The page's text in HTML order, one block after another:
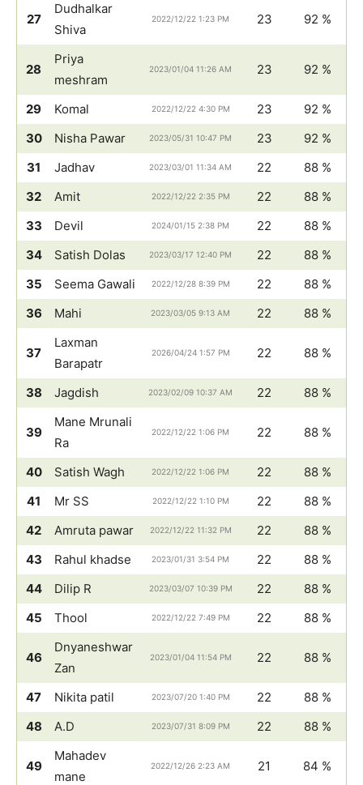
27
Dudhalkar
Shiva
2022/12/22 1:23 PM 23 92 %
28
Priya
meshram
2023/01/04 11:26 AM 23 92 %
29 Komal 2022/12/22 4:30 PM 23
92 %
30
Nisha Pawar 2023/05/31 10:47 PM 23
92 %
31
Jadhav 2023/03/01 11:34 AM 22
88 %
32
Amit 2022/12/22 2:35 PM 22
88 %
33
Devil 2024/01/15 2:38 PM 22
88 %
34
Satish Dolas 2023/03/17 12:40 PM 22
88 %
35
Seema Gawali 2022/12/28 8:39 PM 22
88 %
36
Mahi 2023/03/05 9:13 AM 22 88 %
37
Laxman
Barapatr
2026/04/24 1:57 PM 22 88 %
38 Jagdish 2023/02/09 10:37 AM 22 88 %
39
Mane Mrunali
Ra
2022/12/22 1:06 PM 22 88 %
40 Satish Wagh 2022/12/22 1:06 PM 22
88 %
41
Mr SS 2022/12/22 1:10 PM 22
88 %
42
Amruta pawar 2022/12/22 11:32 PM 22
88 %
43
Rahul khadse 2023/01/31 3:54 PM 22
88 %
44
Dilip R 2023/03/07 10:39 PM 22
88 %
45
Thool 2022/12/22 7:49 PM 22 88 %
46
Dnyaneshwar
Zan
2023/01/04 11:54 PM 22 88 %
47 Nikita patil 2023/07/20 1:40 PM 22
88 %
48
A.D 2023/07/31 8:09 PM 22 88 %
49
Mahadev
mane
2022/12/26 2:23 AM 21 84 %